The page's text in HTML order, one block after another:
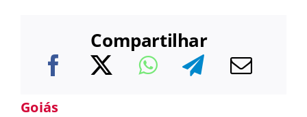
Compartilhar
Goiás